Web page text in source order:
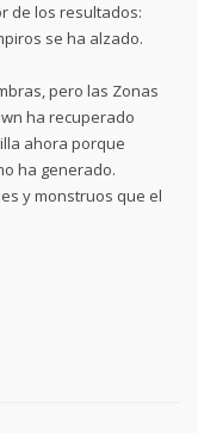
de los resultados:
se ha alzado.
pero las Zonas
ha recuperado
ahora porque
ha generado.
y monstruos que el